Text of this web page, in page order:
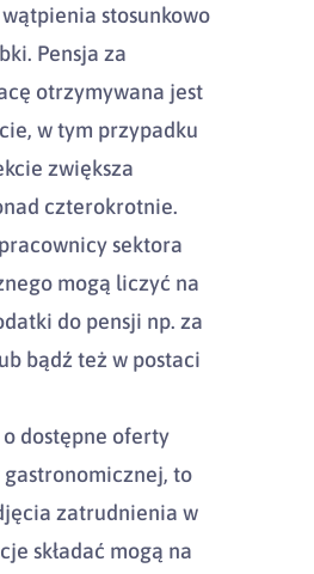
stosunkowo
Pensja za
otrzymywana jest
w tym przypadku
zwiększa
czterokrotnie.
sektora
mogą liczyć na
do pensji np. za
bądź też w postaci
dostępne oferty
to
zatrudnienia w
składać mogą na